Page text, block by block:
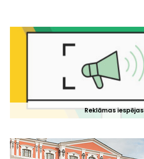
Reklāmas iespējas